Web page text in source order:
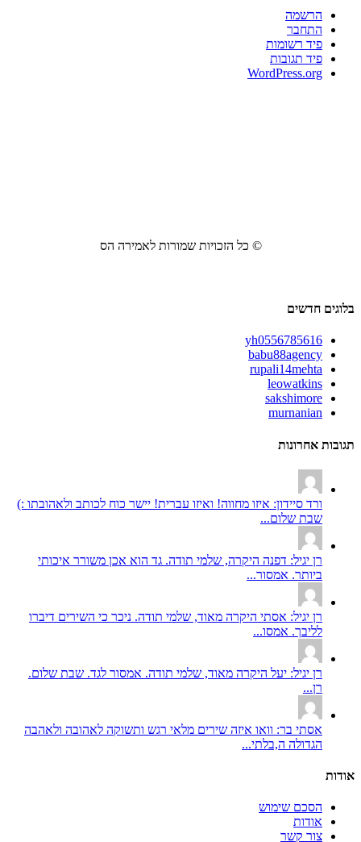
הרשמה
התחבר
פיד רשומות
פיד תגובות
WordPress.org
© כל הזכויות שמורות לאמירה הס
בלוגים חדשים
yh0556785616
babu88agency
rupali14mehta
leowatkins
sakshimore
murnanian
תגובות אחרונות
ורד סיידון: איזו מחווה! ואיזו עברית! יישר כוח לכותב ולאהובתו :)
שבת שלום...
רן יגיל: דפנה היקרה, שלמי תודה. גד הוא אכן משורר איכותי
ביותר. אמסור...
רן יגיל: אסתי היקרה מאוד, שלמי תודה. ניכר כי השירים דיברו
לליבך. אמסו...
רן יגיל: יעל היקרה מאוד, שלמי תודה. אמסור לגד. שבת שלום.
רן...
אסתי בר: וואו איזה שירים מלאי רגש ותשוקה לאהובה ולאהבה
הגדולה ה,בלתי...
אודות
הסכם שימוש
אודות
צור קשר